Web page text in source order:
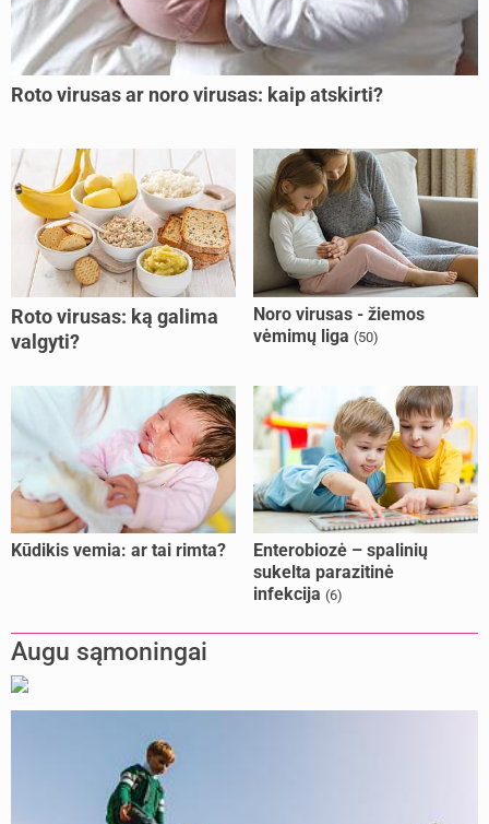
Roto virusas ar noro virusas: kaip atskirti?
Roto virusas: ką galima
valgyti?
Noro virusas - žiemos
vėmimų liga (50)
Kūdikis vemia: ar tai rimta?
Enterobiozė – spalinių
sukelta parazitinė
infekcija (6)
Augu sąmoningai